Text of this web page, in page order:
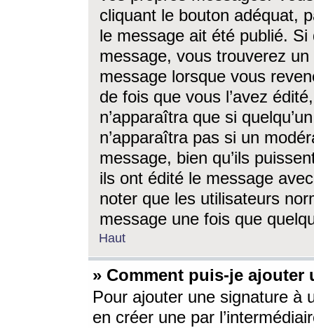
cliquant le bouton adéquat,
le message ait été publié. Si
message, vous trouverez
message lorsque vous
de fois que vous l’avez
n’apparaîtra que si
n’apparaîtra pas si un
message, bien qu’ils
ils ont édité le message
noter que les utilisateurs
message une fois que
Haut
» Comment puis-je ajouter
Pour ajouter une signature à
en créer une par